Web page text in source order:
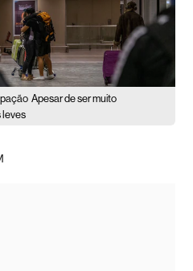
Apesar de ser muito
leves